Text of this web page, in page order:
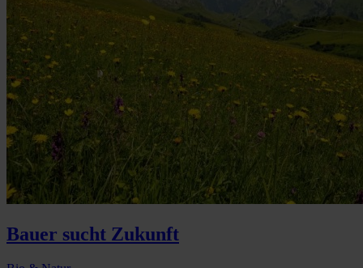
Bauer sucht Zukunft